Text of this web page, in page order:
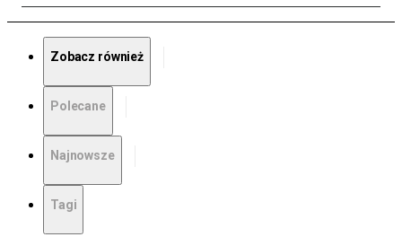
Zobacz również
Polecane
Najnowsze
Tagi